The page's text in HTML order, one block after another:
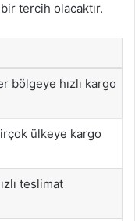
tercih olacaktır.
bölgeye hızlı kargo
ülkeye kargo
teslimat